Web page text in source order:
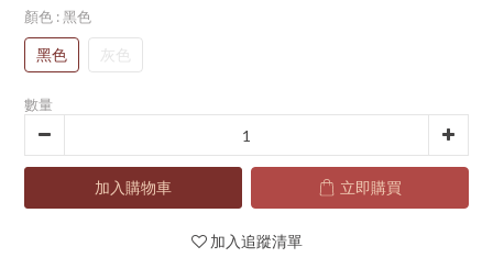
顏色 : 黑色
黑色 灰色
數量
加入購物車 立即購買
加入追蹤清單